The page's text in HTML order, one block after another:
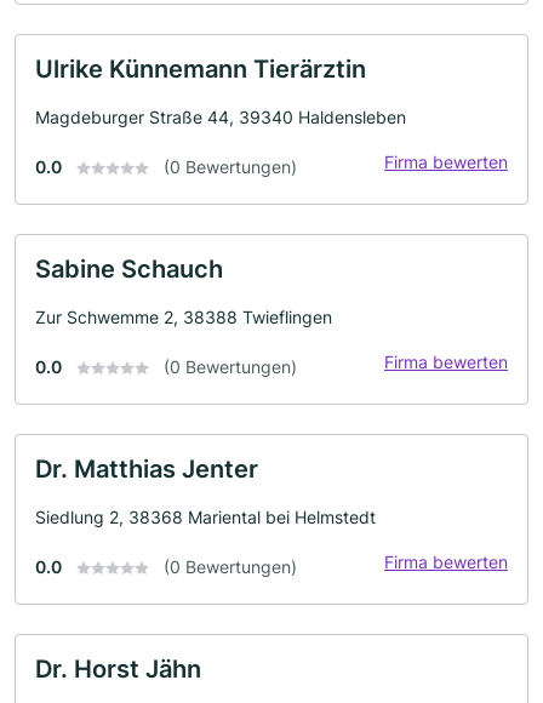
Ulrike Künnemann Tierärztin
Magdeburger Straße 44, 39340 Haldensleben
0.0 (0 Bewertungen) Firma bewerten
Sabine Schauch
Zur Schwemme 2, 38388 Twieflingen
0.0 (0 Bewertungen) Firma bewerten
Dr. Matthias Jenter
Siedlung 2, 38368 Mariental bei Helmstedt
0.0 (0 Bewertungen) Firma bewerten
Dr. Horst Jähn